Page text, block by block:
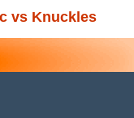
vs Knuckles